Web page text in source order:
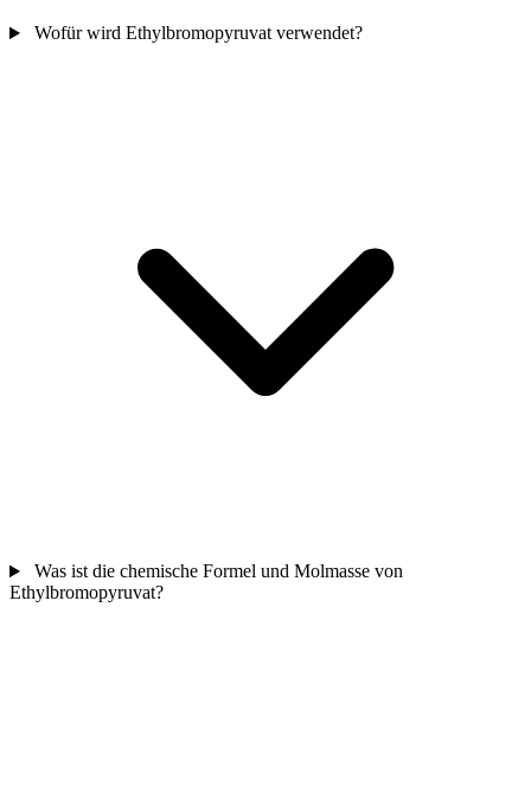
Wofür wird Ethylbromopyruvat verwendet?
Was ist die chemische Formel und Molmasse von
Ethylbromopyruvat?